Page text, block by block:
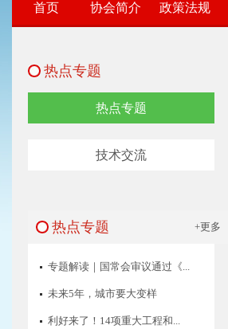
首页 协会简介 政策法规
热点专题
热点专题
技术交流
热点专题 +更多
专题解读｜国常会审议通过《...
未来5年，城市要大变样
利好来了！14项重大工程和...